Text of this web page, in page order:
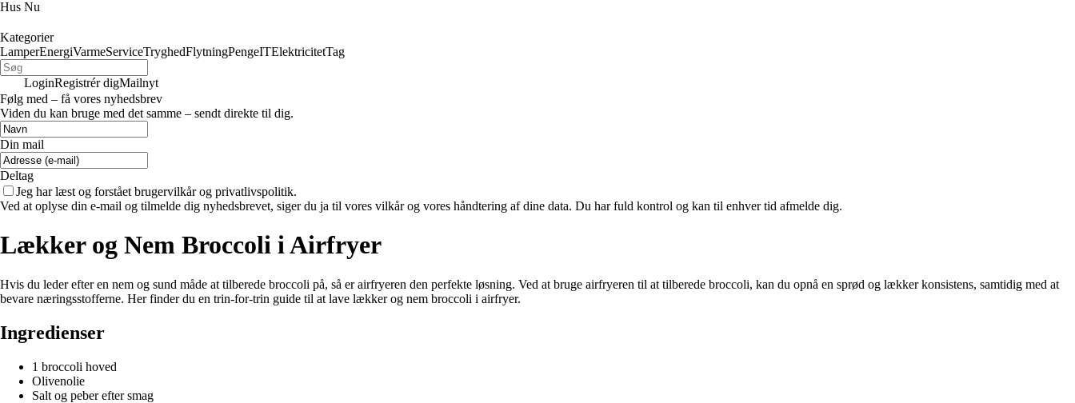
Hus Nu
Kategorier
LamperEnergiVarmeServiceTryghedFlytningPengeITElektricitetTag
LoginRegistrér digMailnyt
Følg med – få vores nyhedsbrev
Viden du kan bruge med det samme – sendt direkte til dig.
Din mail
Deltag
Jeg har læst og forstået brugervilkår og privatlivspolitik.
Ved at oplyse din e-mail og tilmelde dig nyhedsbrevet, siger du ja til vores vilkår og vores håndtering af dine data. Du har fuld kontrol og kan til enhver tid afmelde dig.
Lækker og Nem Broccoli i Airfryer
Hvis du leder efter en nem og sund måde at tilberede broccoli på, så er airfryeren den perfekte løsning. Ved at bruge airfryeren til at tilberede broccoli, kan du opnå en sprød og lækker konsistens, samtidig med at
bevare næringsstofferne. Her finder du en trin-for-trin guide til at lave lækker og nem broccoli i airfryer.
Ingredienser
1 broccoli hoved
Olivenolie
Salt og peber efter smag